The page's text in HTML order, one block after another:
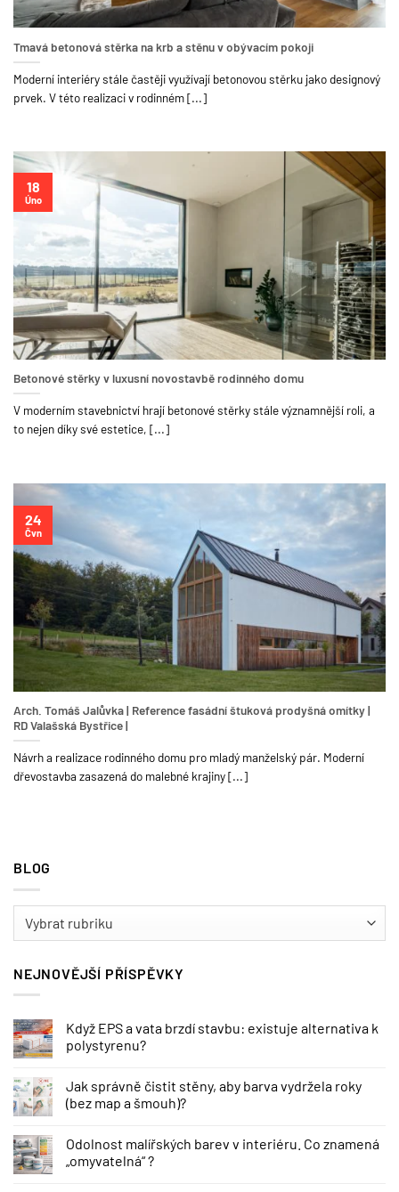
Tmavá betonová stěrka na krb a stěnu v obývacím pokoji
Moderní interiéry stále častěji využívají betonovou stěrku jako designový
prvek. V této realizaci v rodinném [...]
Betonové stěrky v luxusní novostavbě rodinného domu
V moderním stavebnictví hrají betonové stěrky stále významnější roli, a
to nejen díky své estetice, [...]
18
Úno
Arch. Tomáš Jalůvka | Reference fasádní štuková prodyšná omítky |
RD Valašská Bystřice |
Návrh a realizace rodinného domu pro mladý manželský pár. Moderní
dřevostavba zasazená do malebné krajiny [...]
24
Čvn
BLOG
NEJNOVĚJŠÍ PŘÍSPĚVKY
Když EPS a vata brzdí stavbu: existuje alternativa k
polystyrenu?
Jak správně čistit stěny, aby barva vydržela roky
(bez map a šmouh)?
Odolnost malířských barev v interiéru. Co znamená
„omyvatelná“ ?